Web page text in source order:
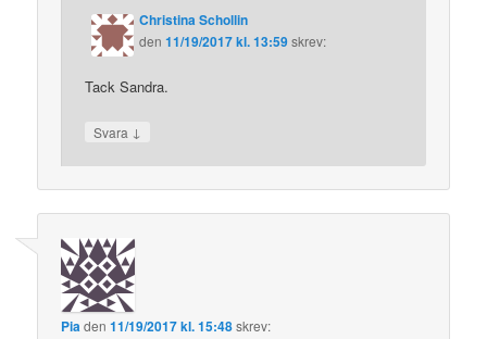
Christina Schollin
den11/19/2017 kl. 13:59skrev:
Tack Sandra.
Svara ↓
Pia den11/19/2017 kl. 15:48skrev: